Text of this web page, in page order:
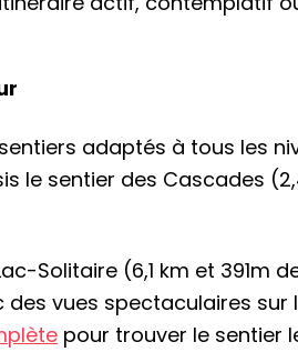
adaptés à tous les
le sentier des Cascades
Solitaire (6,1 km et 391m
vues spectaculaires sur
pour trouver le sentier